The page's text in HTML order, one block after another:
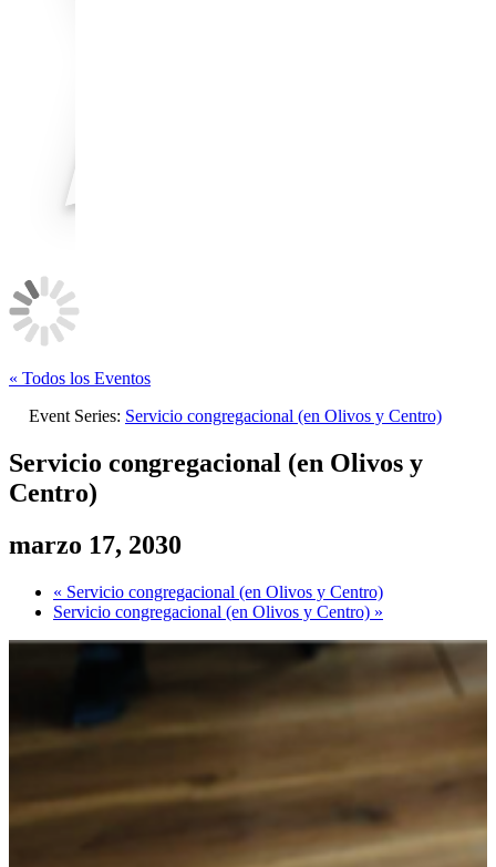
« Todos los Eventos
Event Series: Servicio congregacional (en Olivos y Centro)
Servicio congregacional (en Olivos y
Centro)
marzo 17, 2030
« Servicio congregacional (en Olivos y Centro)
Servicio congregacional (en Olivos y Centro) »